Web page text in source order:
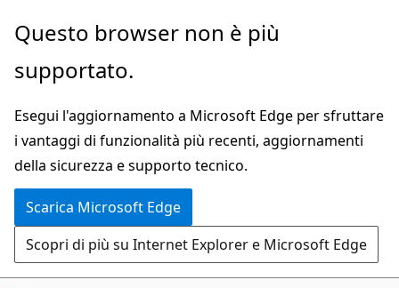
Ignora
passa
contenuto
principale
Questo browser non è più
supportato.
Esegui l'aggiornamento a Microsoft Edge per sfruttare
i vantaggi di funzionalità più recenti, aggiornamenti
della sicurezza e supporto tecnico.
Scarica Microsoft Edge
Scopri di più su Internet Explorer e Microsoft Edge